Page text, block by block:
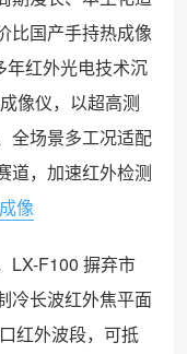
比国产手持热成像
年红外光电技术沉
像仪，以超高测
全场景多工况适配
道，加速红外检测
像
LX-F100 摒弃市
冷长波红外焦平面
红外波段，可抵